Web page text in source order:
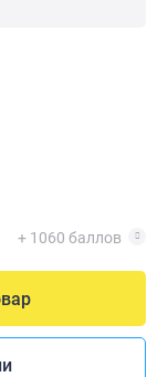
+ 1060 баллов